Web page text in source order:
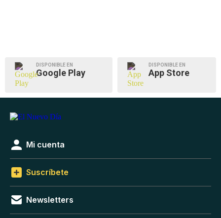
DISPONIBLE EN
Google Play
DISPONIBLE EN
App Store
Mi cuenta
Suscríbete
Newsletters